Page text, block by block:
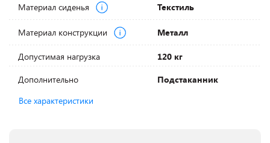
Материал сиденья
Текстиль
Материал конструкции Металл
Допустимая нагрузка
120 кг
Дополнительно
Подстаканник
Все характеристики